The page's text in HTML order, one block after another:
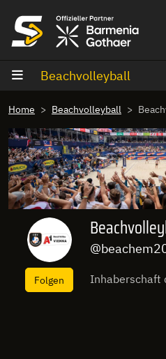
Beachvolleyball
Home Beachvolleyball
Folgen Inhaberschaft